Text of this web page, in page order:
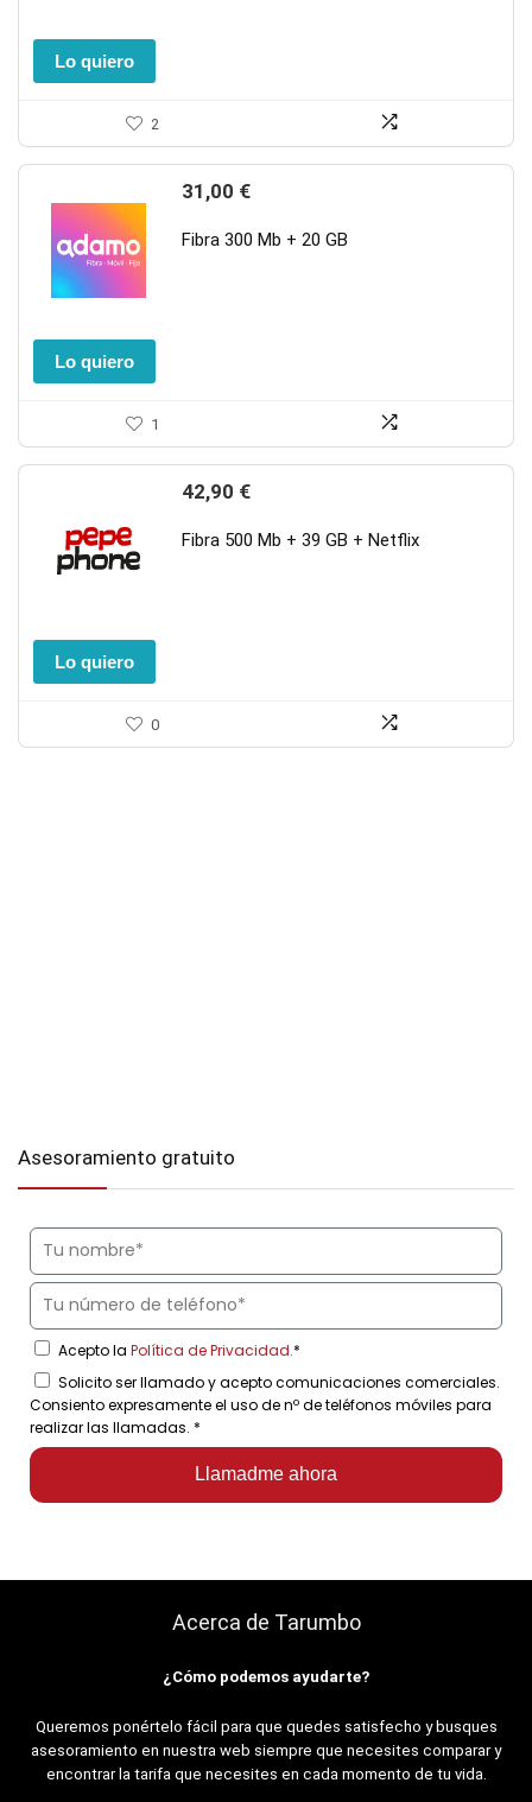
2
Lo quiero
31,00 €
Fibra 300 Mb + 20 GB
1
Lo quiero
42,90 €
Fibra 500 Mb + 39 GB + Netflix
0
Lo quiero
Asesoramiento gratuito
Acepto la Política de Privacidad.*
Solicito ser llamado y acepto comunicaciones comerciales.
Consiento expresamente el uso de nº de teléfonos móviles para
realizar las llamadas. *
Llamadme ahora
Acerca de Tarumbo
¿Cómo podemos ayudarte?
Queremos ponértelo fácil para que quedes satisfecho y busques
asesoramiento en nuestra web siempre que necesites comparar y
encontrar la tarifa que necesites en cada momento de tu vida.